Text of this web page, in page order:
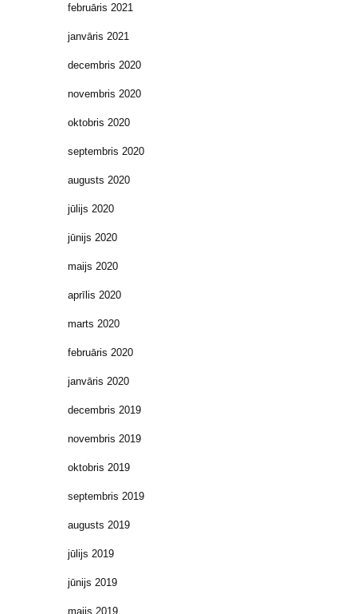
februāris 2021
janvāris 2021
decembris 2020
novembris 2020
oktobris 2020
septembris 2020
augusts 2020
jūlijs 2020
jūnijs 2020
maijs 2020
aprīlis 2020
marts 2020
februāris 2020
janvāris 2020
decembris 2019
novembris 2019
oktobris 2019
septembris 2019
augusts 2019
jūlijs 2019
jūnijs 2019
maijs 2019